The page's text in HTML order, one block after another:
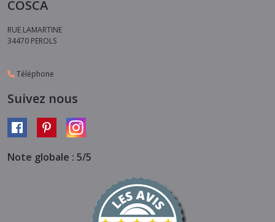
COSCA
RUE LAMARTINE
34470 PEROLS
Téléphone
Suivez nous
Note globale : 5/5